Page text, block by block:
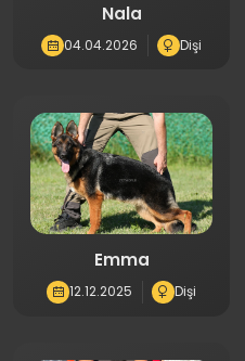
Nala
04.04.2026 Dişi
Emma
12.12.2025 Dişi